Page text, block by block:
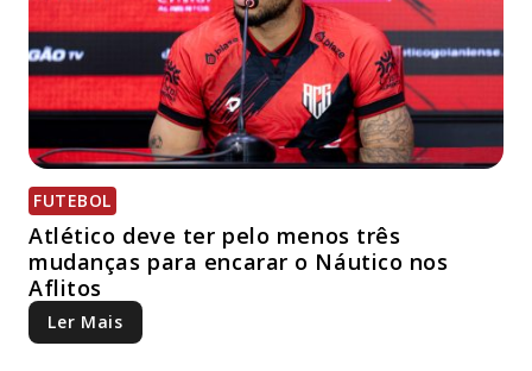
FUTEBOL
Atlético deve ter pelo menos três
mudanças para encarar o Náutico nos
Aflitos
Ler Mais